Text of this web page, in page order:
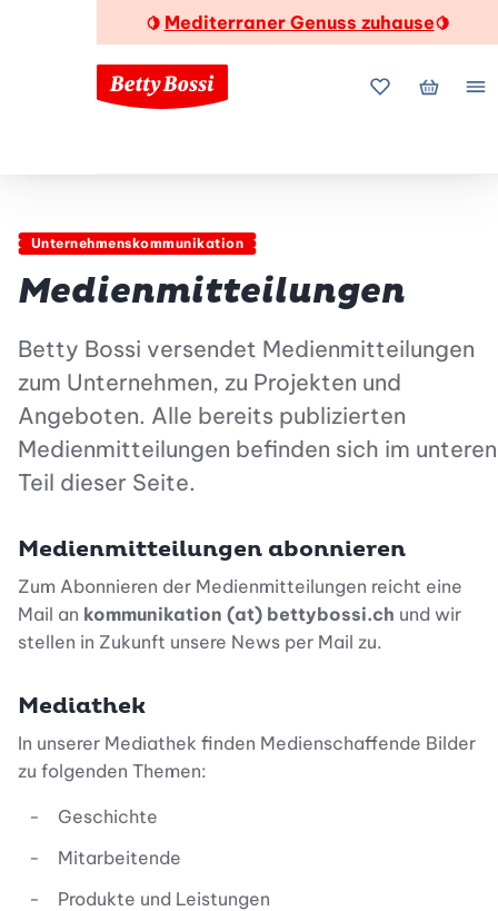
🍋 Mediterraner Genuss zuhause🍋
MeineMein
Unternehmenskommunikation
Medienmitteilungen
Betty Bossi versendet Medienmitteilungen
zum Unternehmen, zu Projekten und
Angeboten. Alle bereits publizierten
Medienmitteilungen befinden sich im unteren
Teil dieser Seite.
Medienmitteilungen abonnieren
Zum Abonnieren der Medienmitteilungen reicht eine
Mail an kommunikation (at) bettybossi.ch und wir
stellen in Zukunft unsere News per Mail zu.
Mediathek
In unserer Mediathek finden Medienschaffende Bilder
zu folgenden Themen:
Geschichte
Mitarbeitende
Produkte und Leistungen